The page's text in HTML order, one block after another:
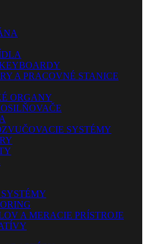
A PRACOVNÉ STANICE
ORGANY
SYSTÉMY
A MERACIE PRÍSTROJE